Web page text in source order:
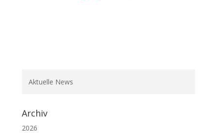
Aktuelle News
Archiv
2026